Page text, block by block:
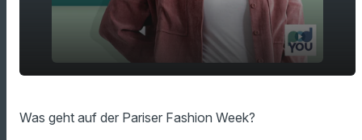
play_arrow
Was geht auf der Pariser Fashion Week?